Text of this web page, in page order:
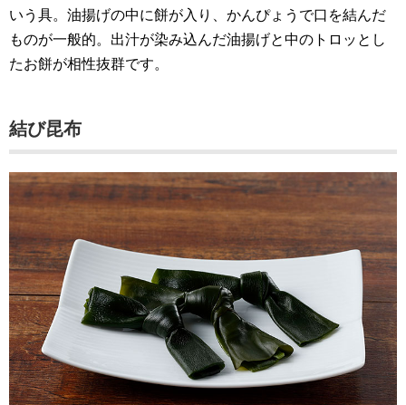
いう具。油揚げの中に餅が入り、かんぴょうで口を結んだ
ものが一般的。出汁が染み込んだ油揚げと中のトロッとし
たお餅が相性抜群です。
結び昆布